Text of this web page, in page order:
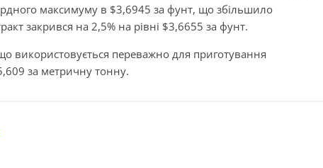
максимуму в $3,6945 за фунт, що збільшило
закрився на 2,5% на рівні $3,6655 за фунт.
використовується переважно для приготування
за метричну тонну.